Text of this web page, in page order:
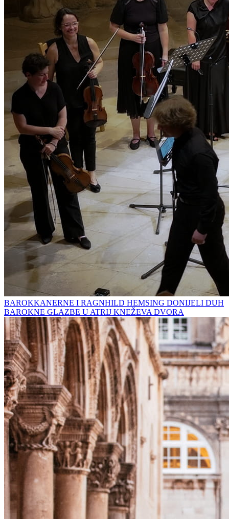
BAROKKANERNE I RAGNHILD HEMSING DONIJELI DUH
BAROKNE GLAZBE U ATRIJ KNEŽEVA DVORA